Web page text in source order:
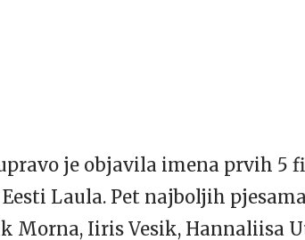
je objavila imena prvih 5
Laula. Pet najboljih
Morna, Iiris Vesik, Hannaliisa